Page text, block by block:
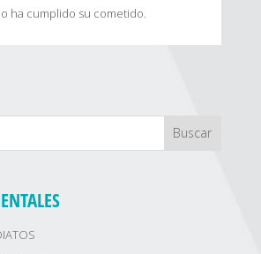
ha cumplido su cometido.